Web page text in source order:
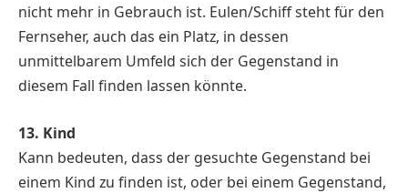
nicht mehr in Gebrauch ist. Eulen/Schiff steht für den
Fernseher, auch das ein Platz, in dessen
unmittelbarem Umfeld sich der Gegenstand in
diesem Fall finden lassen könnte.
13. Kind
Kann bedeuten, dass der gesuchte Gegenstand bei
einem Kind zu finden ist, oder bei einem Gegenstand,